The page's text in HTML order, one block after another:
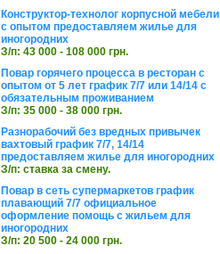
Конструктор-технолог корпусной мебели
с опытом предоставляем жилье для
иногородних
З/п: 43 000 - 108 000 грн.
Повар горячего процесса в ресторан с
опытом от 5 лет график 7/7 или 14/14 с
обязательным проживанием
З/п: 35 000 - 38 000 грн.
Разнорабочий без вредных привычек
вахтовый график 7/7, 14/14
предоставляем жилье для иногородних
З/п: ставка за смену.
Повар в сеть супермаркетов график
плавающий 7/7 официальное
оформление помощь с жильем для
иногородних
З/п: 20 500 - 24 000 грн.